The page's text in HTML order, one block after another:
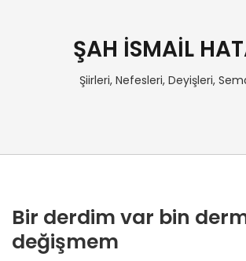
ŞAH İSMAİL
Şiirleri, Nefesleri, Deyişleri,
Bir derdim var bin
değişmem